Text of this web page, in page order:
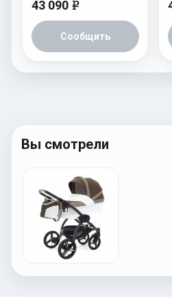
43 090 e
Сообщить
Вы смотрели